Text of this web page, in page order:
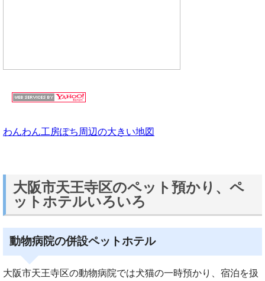
わんわん工房ぽち周辺の大きい地図
大阪市天王寺区のペット預かり、ペ
ットホテルいろいろ
動物病院の併設ペットホテル
大阪市天王寺区の動物病院では犬猫の一時預かり、宿泊を扱